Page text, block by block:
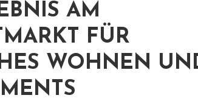
AM
FÜR
WOHNEN